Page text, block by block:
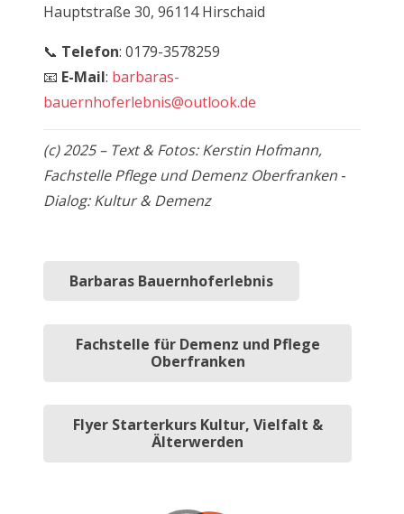
Hauptstraße 30, 96114 Hirschaid
📞 Telefon: 0179-3578259
📧 E-Mail: barbaras-
bauernhoferlebnis@outlook.de
(c) 2025 – Text & Fotos: Kerstin Hofmann,
Fachstelle Pflege und Demenz Oberfranken ‑
Dialog: Kultur & Demenz
Barbaras Bauernhoferlebnis
Fachstelle für Demenz und Pflege
Oberfranken
Flyer Starterkurs Kultur, Vielfalt &
Älterwerden